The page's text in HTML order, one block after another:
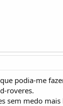
podia-me
roveres.
medo